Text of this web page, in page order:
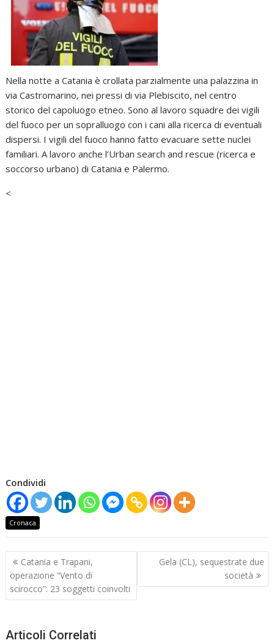
Nella notte a Catania è crollata parzialmente una palazzina in
via Castromarino, nei pressi di via Plebiscito, nel centro
storico del capoluogo etneo. Sono al lavoro squadre dei vigili
del fuoco per un sopralluogo con i cani alla ricerca di eventuali
dispersi. I vigili del fuoco hanno fatto evacuare sette nuclei
familiari. A lavoro anche l’Urban search and rescue (ricerca e
soccorso urbano) di Catania e Palermo.
<
Condividi
Cronaca
Navigazione
articoli
Catania e Trapani,
operazione “Vento di
scirocco”: 23 soggetti coinvolti
Gela (CL), sequestrate due
società
Articoli Correlati